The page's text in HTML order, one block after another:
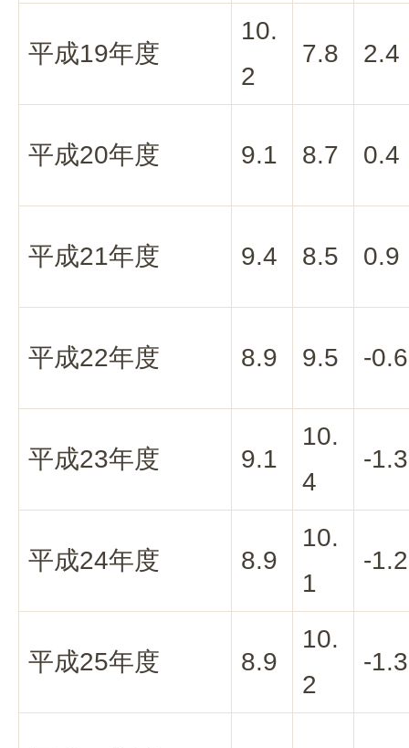
平成19年度
10.
2
7.8 2.4
平成20年度 9.1 8.7 0.4
平成21年度 9.4 8.5 0.9
平成22年度 8.9 9.5 -0.6
平成23年度 9.1
10.
4
-1.3
平成24年度 8.9
10.
1
-1.2
平成25年度 8.9
10.
2
-1.3